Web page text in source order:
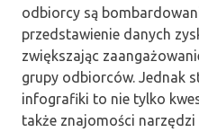
odbiorcy są
przedstawienie danych
zwiększając
grupy odbiorców. Jednak
infografiki to nie tylko
także znajomości